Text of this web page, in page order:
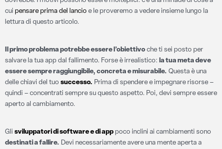
cui pensare prima del lancio e le proveremo a vedere insieme lungo la
lettura di questo articolo.
Il primo problema potrebbe essere l’obiettivo che ti sei posto per
salvare la tua app dal fallimento. Forse è irrealistico: la tua meta deve
essere sempre raggiungibile, concreta e misurabile. Questa è una
delle chiavi del tuo successo. Prima di spendere e impegnare risorse –
quindi – concentrati sempre su questo aspetto. Poi, devi sempre essere
aperto al cambiamento.
Gli sviluppatori di software e di app poco inclini ai cambiamenti sono
destinati a fallire. Devi necessariamente avere una mente aperta a